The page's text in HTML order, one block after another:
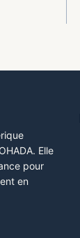
Elle
pour
en